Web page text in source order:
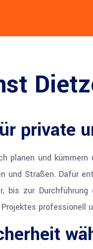
private
planen und
und Straßen. Dafür
bis zur